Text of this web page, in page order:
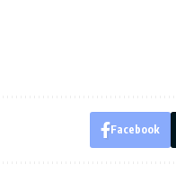
Facebook